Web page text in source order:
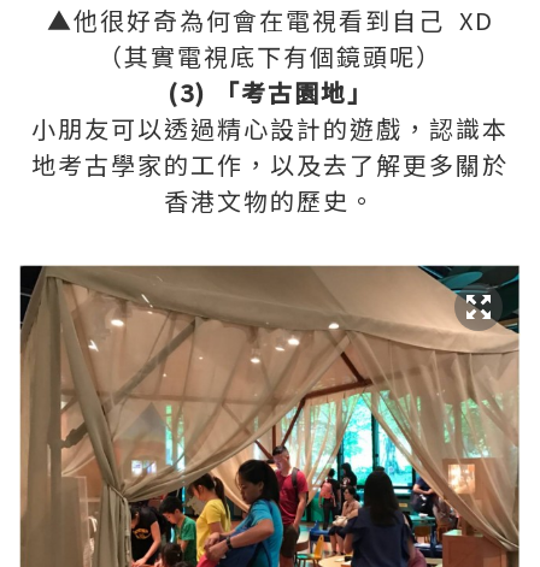
▲他很好奇為何會在電視看到自己 XD
（其實電視底下有個鏡頭呢）
(3) 「考古園地」
小朋友可以透過精心設計的遊戲，認識本
地考古學家的工作，以及去了解更多關於
香港文物的歷史。